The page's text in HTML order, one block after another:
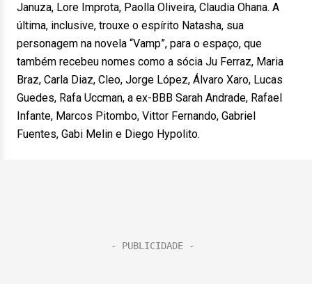
Januza, Lore Improta, Paolla Oliveira, Claudia Ohana. A
última, inclusive, trouxe o espírito Natasha, sua
personagem na novela “Vamp”, para o espaço, que
também recebeu nomes como a sócia Ju Ferraz, Maria
Braz, Carla Diaz, Cleo, Jorge López, Álvaro Xaro, Lucas
Guedes, Rafa Uccman, a ex-BBB Sarah Andrade, Rafael
Infante, Marcos Pitombo, Vittor Fernando, Gabriel
Fuentes, Gabi Melin e Diego Hypolito.